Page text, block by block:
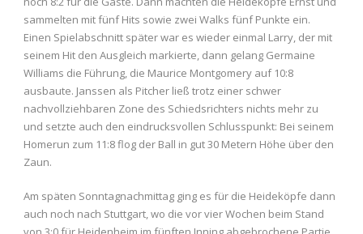
sammelten mit fünf Hits sowie zwei Walks fünf Punkte ein.
Einen Spielabschnitt später war es wieder einmal Larry, der mit
seinem Hit den Ausgleich markierte, dann gelang Germaine
Williams die Führung, die Maurice Montgomery auf 10:8
ausbaute. Janssen als Pitcher ließ trotz einer schwer
nachvollziehbaren Zone des Schiedsrichters nichts mehr zu
und setzte auch den eindrucksvollen Schlusspunkt: Bei seinem
Homerun zum 11:8 flog der Ball in gut 30 Metern Höhe über den
Zaun.
Am späten Sonntagnachmittag ging es für die Heideköpfe dann
auch noch nach Stuttgart, wo die vor vier Wochen beim Stand